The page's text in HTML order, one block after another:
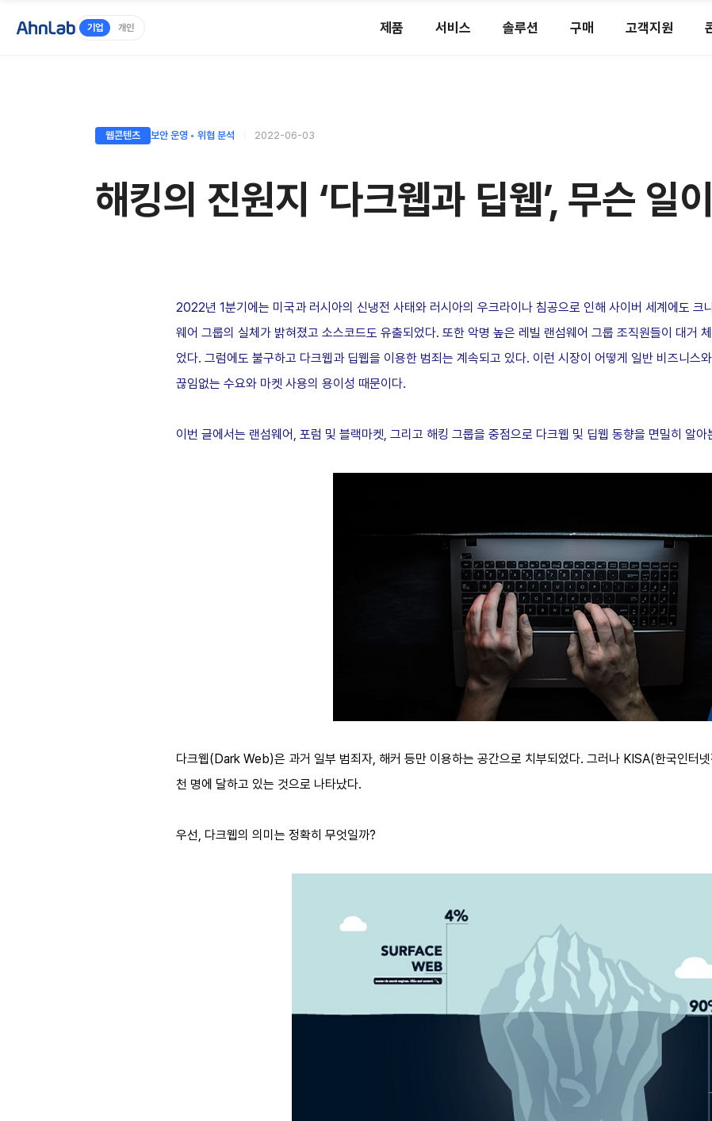
기업 개인 제품 서비스 솔루션 구매 고객지원
웹콘텐츠 보안 운영 ◦ 위협 분석 2022-06-03
해킹의 진원지 ‘다크웹과 딥웹’, 무슨 일
2022년 1분기에는 미국과 러시아의 신냉전 사태와 러시아의 우크라이나 침공으로 인해 사이버 세계에도 크
웨어 그룹의 실체가 밝혀졌고 소스코드도 유출되었다. 또한 악명 높은 레빌 랜섬웨어 그룹 조직원들이 대거
었다. 그럼에도 불구하고 다크웹과 딥웹을 이용한 범죄는 계속되고 있다. 이런 시장이 어떻게 일반 비즈니스
끊임없는 수요와 마켓 사용의 용이성 때문이다.
이번 글에서는 랜섬웨어, 포럼 및 블랙마켓, 그리고 해킹 그룹을 중점으로 다크웹 및 딥웹 동향을 면밀히 알아
다크웹(Dark Web)은 과거 일부 범죄자, 해커 등만 이용하는 공간으로 치부되었다. 그러나 KISA(한국인터
천 명에 달하고 있는 것으로 나타났다.
우선, 다크웹의 의미는 정확히 무엇일까?